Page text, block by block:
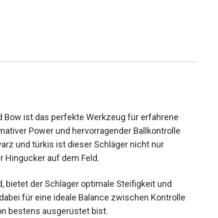
Bow ist das perfekte Werkzeug für erfahrene
Power und hervorragender Ballkontrolle
und türkis ist dieser Schläger nicht nur
auf dem Feld.
bietet der Schläger optimale Steifigkeit und
für eine ideale Balance zwischen Kontrolle
bestens ausgerüstet bist.